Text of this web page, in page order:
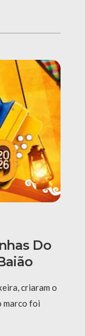
Do
criaram o
marco foi